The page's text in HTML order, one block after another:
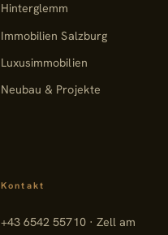
Hinterglemm
Immobilien Salzburg
Luxusimmobilien
Neubau & Projekte
Kontakt
+43 6542 55710 · Zell am